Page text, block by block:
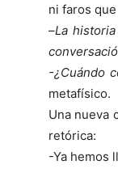
ni faros
–La
-¿Cuándo
metafísico.
Una nueva
retórica:
-Ya hemos